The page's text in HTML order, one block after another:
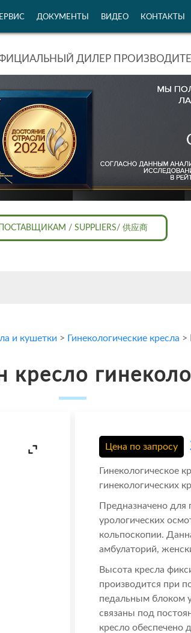
ДОКУМЕНТЫ ВИДЕО КОНТАКТЫ
ДИЛЕР
ПОСТАВЩИКАМ / SUPPLIERS/ 供应商
и кушетки > Гинекологические кресла >
Цена по запросу
Гинекологическое
гинекологических
Предназначено для
урологических
кольпоскопии.
амбулаторий,
Высота кресла
производится при
педальным блоком
связаны под
кресло обеспечено